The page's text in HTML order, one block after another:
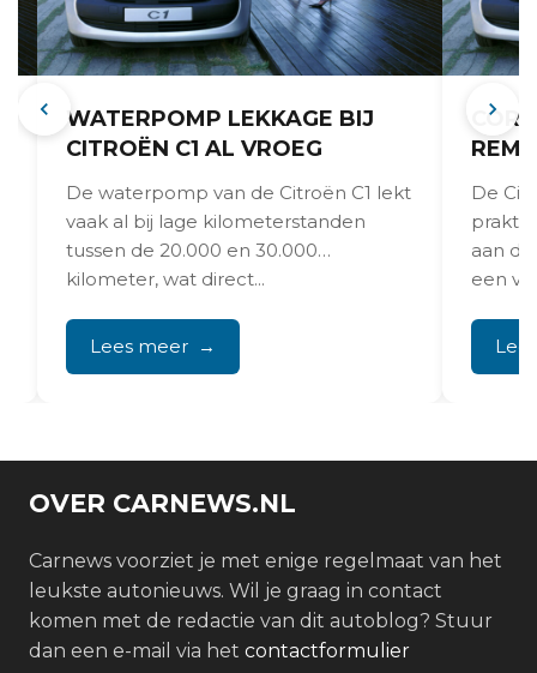
WATERPOMP LEKKAGE BIJ
CITROËN C1 AL VROEG
De waterpomp van de Citroën C1 lekt
vaak al bij lage kilometerstanden
tussen de 20.000 en 30.000
kilometer, wat direct...
Lees meer
De
aan
een
OVER CARNEWS.NL
Carnews voorziet je met enige regelmaat van het
leukste autonieuws. Wil je graag in contact
komen met de redactie van dit autoblog? Stuur
dan een e-mail via het contactformulier